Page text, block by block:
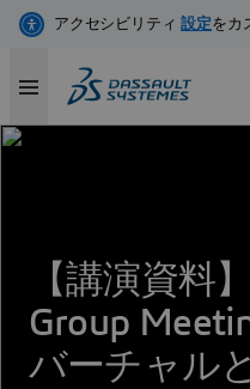
ン
【講演資料
Group
バーチャル